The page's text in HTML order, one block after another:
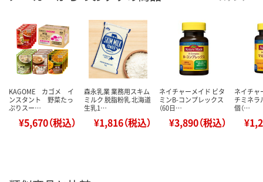
KAGOME カゴメ イ
ンスタント 野菜たっ
ぷりスー…
¥5,670（税込）
森永乳業 業務用スキム
ミルク 脱脂粉乳 北海道
生乳1…
¥1,816（税込）
ネイチャーメイド ビタ
ミンB-コンプレックス
（60日…
¥3,890（税込）
ネイチャ
チミネラ
個（…